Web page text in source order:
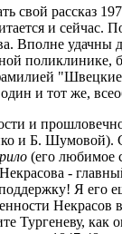
свой рассказ
и сейчас.
Вполне удачны
поликлинике,
и тот же,
и
и Б. Шумовой). С
(его любимое
-
Я
как